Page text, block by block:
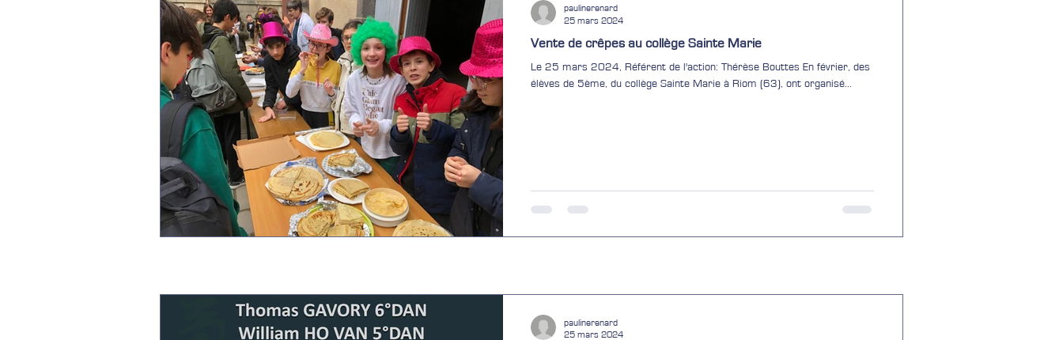
Vente de crêpes au collège Sainte Marie
Le 25 mars 2024, Référent de l'action: Thérèse Bouttes En février, des
élèves de 5ème, du collège Sainte Marie à Riom (63), ont organisé...
paulinerenard
25 mars 2024
paulinerenard
25 mars 2024